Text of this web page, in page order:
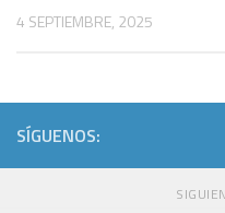
4 SEPTIEMBRE, 2025
SÍGUENOS: